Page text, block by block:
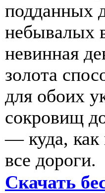
подданных
небывалых
невинная
золота
для обоих
сокровищ
— куда, как
все дороги.
Скачать